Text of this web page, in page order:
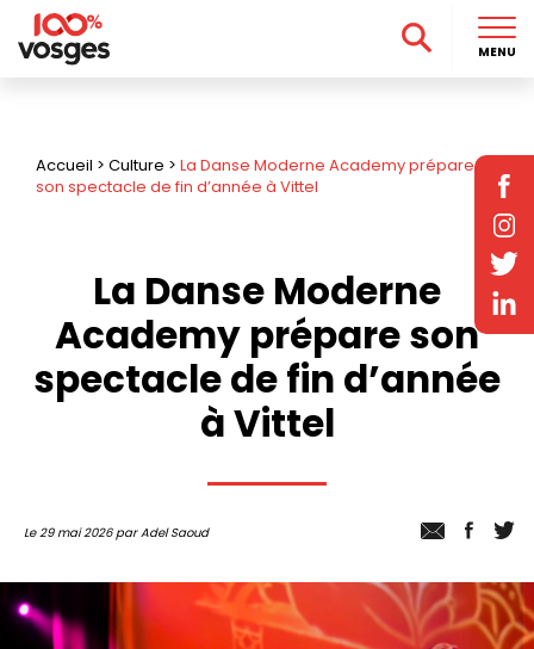
Accueil > Culture > La Danse Moderne Academy prépare
son spectacle de fin d’année à Vittel
La Danse Moderne
Academy prépare son
spectacle de fin d’année
à Vittel
Le 29 mai 2026 par Adel Saoud
MENU